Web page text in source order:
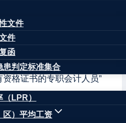
文件
件
函
患判定标准集合
LPR）
区）平均工资
部门”修改为“市场监督管
改。
为：“房地产开发企业按照
资质等级。”
格证书的专职会计人员”
为第二款第二项，修改